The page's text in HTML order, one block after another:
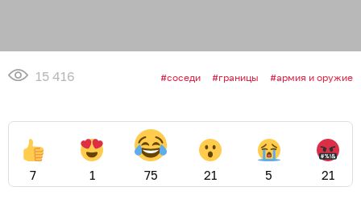
15 416 соседи границы армия и оружие
7 1 75 21 5 21